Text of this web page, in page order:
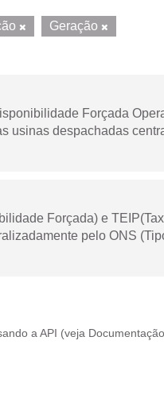
Geração
Forçada
usinas despachadas
Forçada) e
pelo ONS
a API (veja